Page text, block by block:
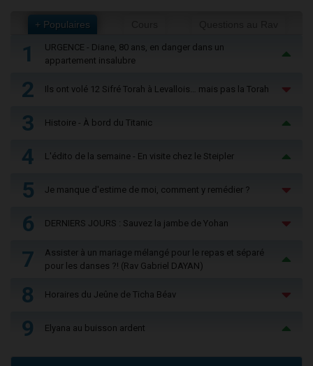
+ Populaires
1
URGENCE - Diane, 80 ans, en danger dans un
appartement insalubre
2 Ils ont volé 12 Sifré Torah à Levallois… mais pas la Torah
3 Histoire - À bord du Titanic
4 L'édito de la semaine - En visite chez le Steipler
5 Je manque d'estime de moi, comment y remédier ?
6 DERNIERS JOURS : Sauvez la jambe de Yohan
7
Assister à un mariage mélangé pour le repas et séparé
pour les danses ?! (Rav Gabriel DAYAN)
8 Horaires du Jeûne de Ticha Béav
9 Elyana au buisson ardent